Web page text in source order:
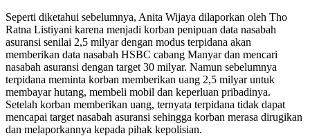
Seperti diketahui sebelumnya, Anita Wijaya dilaporkan oleh Tho
Ratna Listiyani karena menjadi korban penipuan data nasabah
asuransi senilai 2,5 milyar dengan modus terpidana akan
memberikan data nasabah HSBC cabang Manyar dan mencari
nasabah asuransi dengan target 30 milyar. Namun sebelumnya
terpidana meminta korban memberikan uang 2,5 milyar untuk
membayar hutang, membeli mobil dan keperluan pribadinya.
Setelah korban memberikan uang, ternyata terpidana tidak dapat
mencapai target nasabah asuransi sehingga korban merasa dirugikan
dan melaporkannya kepada pihak kepolisian.